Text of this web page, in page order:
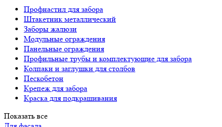
Профнастил для забора
Штакетник металлический
Заборы жалюзи
Модульные ограждения
Панельные ограждения
Профильные трубы и комплектующие для забора
Колпаки и заглушки для столбов
Пескобетон
Крепеж для забора
Краска для подкрашивания
Показать все
Для фасада